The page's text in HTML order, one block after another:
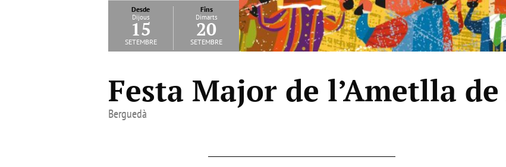
Desde
Dijous
15
setembre
Fins
Dimarts
20
setembre
Festa Major de l’Ametlla
Berguedà